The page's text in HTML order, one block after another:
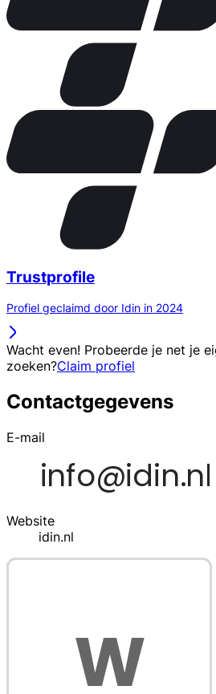
Trustprofile
Profiel geclaimd door Idin in 2024
Wacht even! Probeerde je net je
zoeken?Claim profiel
Contactgegevens
E-mail
Website
idin.nl